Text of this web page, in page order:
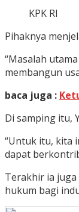
KPK RI
Pihaknya
“Masalah
membangun
baca juga :
Di samping itu,
“Untuk itu, kita
dapat
Terakhir ia
hukum bagi